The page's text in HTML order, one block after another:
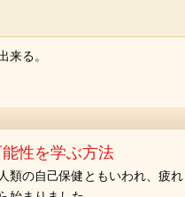
来る。
性を学ぶ方法
類の自己保健ともいわれ、疲れ